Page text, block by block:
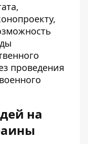
проведения
на